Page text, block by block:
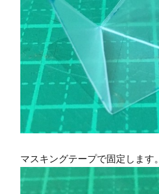
マスキングテープで固定します。